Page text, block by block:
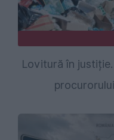
Lovitură în